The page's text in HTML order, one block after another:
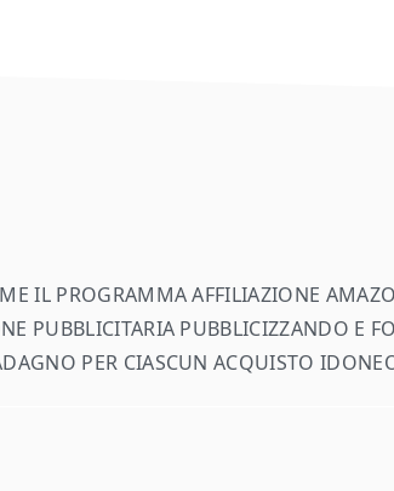
IL PROGRAMMA AFFILIAZIONE
PUBBLICITARIA PUBBLICIZZANDO E
PER CIASCUN ACQUISTO